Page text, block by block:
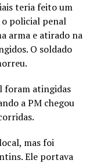
teria feito um
policial penal
arma e atirado na
O soldado
foram atingidas
a PM chegou
mas foi
Ele portava